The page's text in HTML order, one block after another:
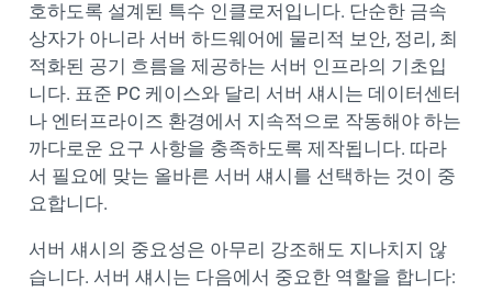
호하도록 설계된 특수 인클로저입니다. 단순한 금속
상자가 아니라 서버 하드웨어에 물리적 보안, 정리, 최
적화된 공기 흐름을 제공하는 서버 인프라의 기초입
니다. 표준 PC 케이스와 달리 서버 섀시는 데이터센터
나 엔터프라이즈 환경에서 지속적으로 작동해야 하는
까다로운 요구 사항을 충족하도록 제작됩니다. 따라
서 필요에 맞는 올바른 서버 섀시를 선택하는 것이 중
요합니다.
서버 섀시의 중요성은 아무리 강조해도 지나치지 않
습니다. 서버 섀시는 다음에서 중요한 역할을 합니다: